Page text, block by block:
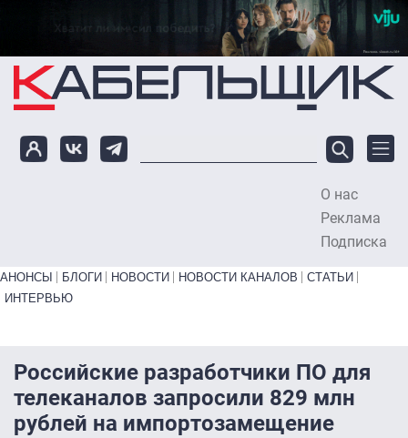
Перейти к основному содержанию
О нас
Реклама
Подписка
Primary links bottom
АНОНСЫ БЛОГИ НОВОСТИ НОВОСТИ КАНАЛОВ
СТАТЬИ
ИНТЕРВЬЮ
Российские разработчики ПО для
телеканалов запросили 829 млн
рублей на импортозамещение